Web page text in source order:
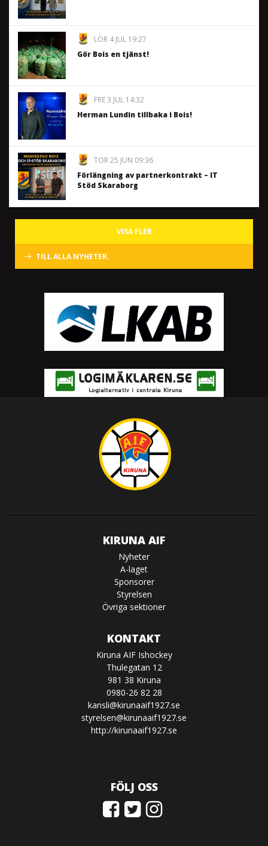
LÖR 4 JUL 19:27
Gör Bois en tjänst!
FRE 3 JUL 14:32
Herman Lundin tillbaka i Bois!
TOR 25 JUN 09:36
Förlängning av partnerkontrakt – IT
Stöd Skaraborg
VISA FLER
TILL ALLA NYHETER.
KIRUNA AIF
Nyheter
A-laget
Sponsorer
Styrelsen
Övriga sektioner
KONTAKT
Kiruna AIF Ishockey
Thulegatan 12
981 38 Kiruna
0980-26 82 28
kansli@kirunaaif1927.se
styrelsen@kirunaaif1927.se
http://kirunaaif1927.se
FÖLJ OSS